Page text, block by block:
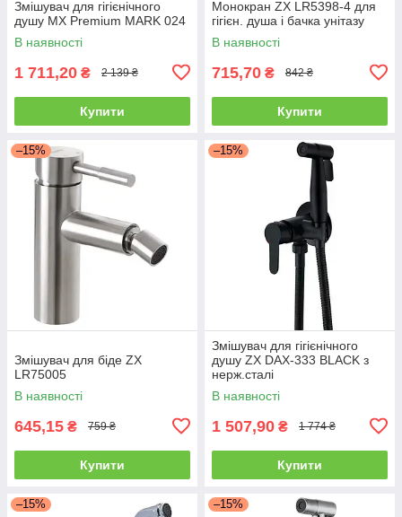
Змішувач для гігієнічного
душу MX Premium MARK 024
В наявності
1 711,20 ₴ 2 139 ₴
Купити
Монокран ZX LR5398-4 для
гігієн. душа і бачка унітазу
В наявності
715,70 ₴ 842 ₴
Купити
–15%
Змішувач для біде ZX
LR75005
В наявності
645,15 ₴ 759 ₴
Купити
–15%
Змішувач для гігієнічного
душу ZX DAX-333 BLACK з
нерж.сталі
В наявності
1 507,90 ₴ 1 774 ₴
Купити
–15% –15%